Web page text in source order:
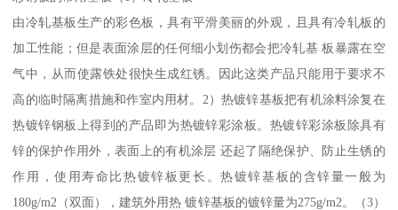
由冷轧基板生产的彩色板，具有平滑美丽的外观，且具有冷轧板的
加工性能；但是表面涂层的任何细小划伤都会把冷轧基 板暴露在空
气中，从而使露铁处很快生成红锈。因此这类产品只能用于要求不
高的临时隔离措施和作室内用材。2）热镀锌基板把有机涂料涂复在
热镀锌钢板上得到的产品即为热镀锌彩涂板。热镀锌彩涂板除具有
锌的保护作用外，表面上的有机涂层 还起了隔绝保护、防止生锈的
作用，使用寿命比热镀锌板更长。热镀锌基板的含锌量一般为
180g/m2（双面），建筑外用热 镀锌基板的镀锌量为275g/m2。（3）